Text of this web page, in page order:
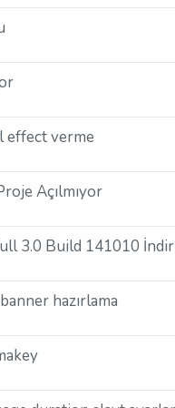
effect verme
Açılmıyor
3.0 Build 141010
hazırlama